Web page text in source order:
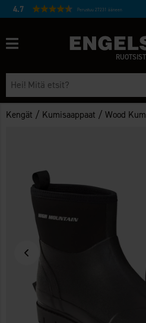
4.7 Perustuu 27231 ääneen
Kengät / Kumisaappaat /Wood